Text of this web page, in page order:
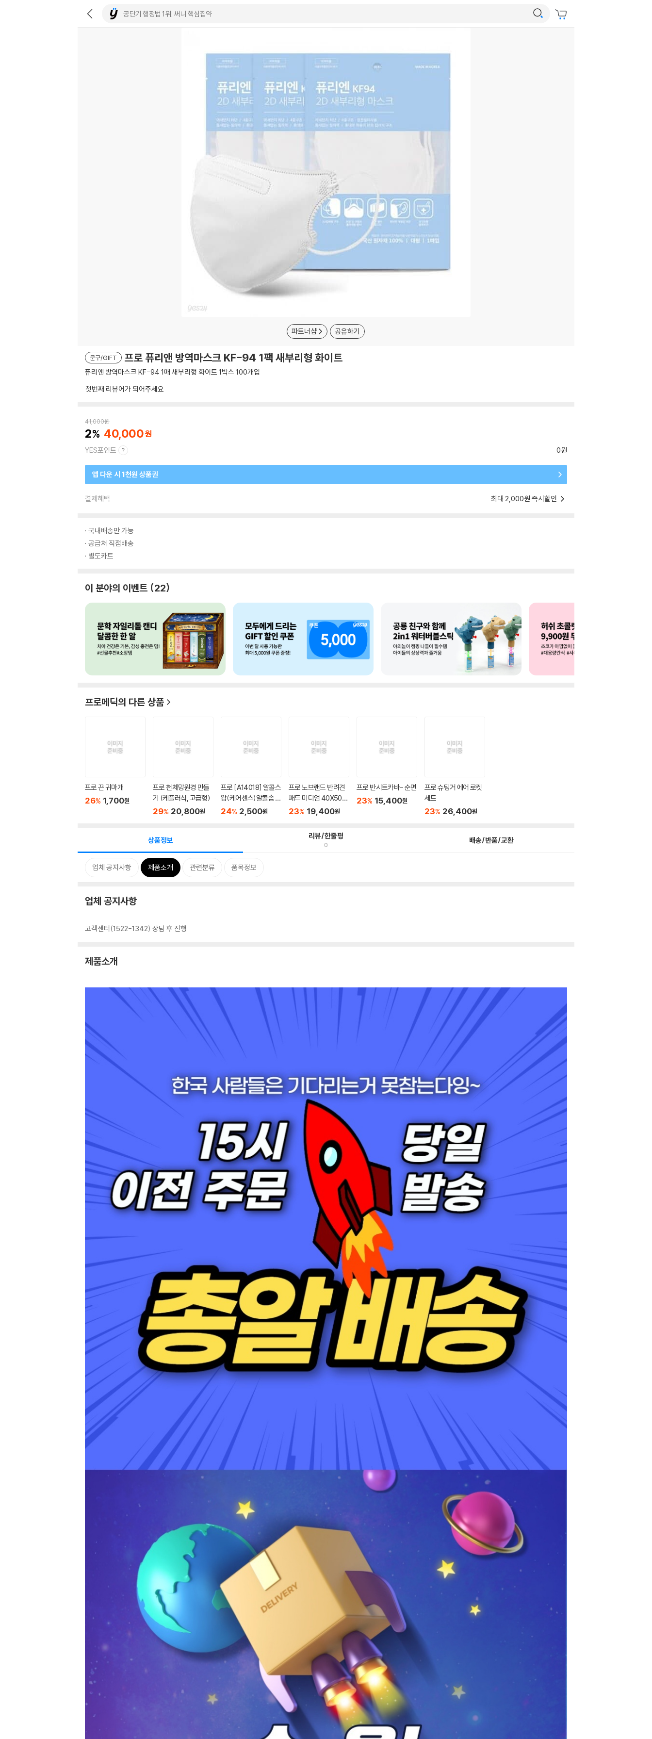
파트너샵 공유하기
문구/GIFT 프로 퓨리앤 방역마스크 KF-94 1팩 새부리형 화이트
퓨리앤 방역마스크 KF-94 1매 새부리형 화이트 1박스 100개입
첫번째 리뷰어가 되어주세요
41,000원
2 40,000
YES포인트 0원
앱 다운 시 1천원 상품권
결제혜택 최대 2,000원 즉시할인
국내배송만 가능
공급처 직접배송
별도카트
이 분야의 이벤트 22
프로메딕의 다른 상품
프로 끈 귀마개
26% 1,700원
프로 천체망원경 만들
기 (케플러식, 고급형)
29% 20,800원
프로 [A14018] 알콜스
왑(케어센스)알콜솜 C
areSe...
24% 2,500원
프로 노브랜드 반려견
패드 미디엄 40X50c
m 100...
23% 19,400원
프로 반시트카바- 순면
23% 15,400원
프로 슈팅거 에어 로켓
세트
23% 26,400원
상품정보 리뷰/한줄평
0 배송/반품/교환
업체 공지사항 제품소개 관련분류 품목정보
업체 공지사항
고객센터(1522-1342) 상담 후 진행
제품소개